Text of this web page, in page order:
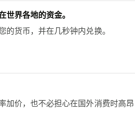
世界各地的资金。
的货币，并在几秒钟内兑换。
加价，也不必担心在国外消费时高昂